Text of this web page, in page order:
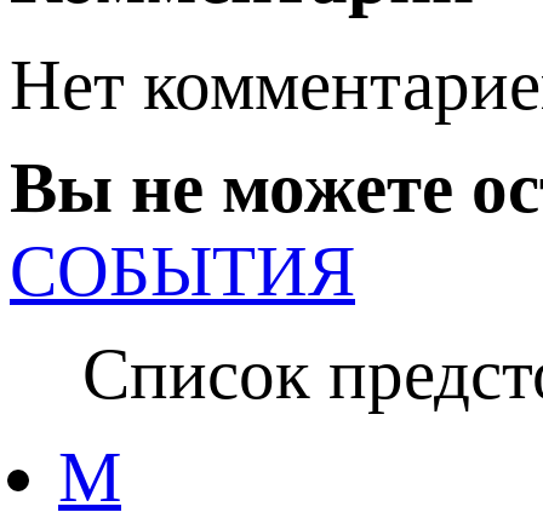
Нет
Вы не можете
СОБЫТИЯ
Список
M